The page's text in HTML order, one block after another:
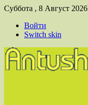
Суббота , 8 Август 2026
Войти
Switch skin